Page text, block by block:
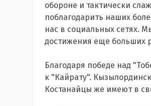
обороне и тактически
поблагодарить наших
нас в социальных сетях.
достижения еще больших
Благодаря победе над
к "Кайрату".
Костанайцы же имеют в